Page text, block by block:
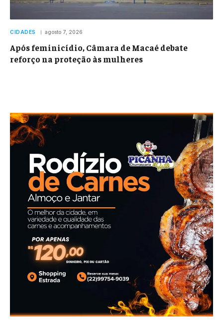
CIDADES agosto 7, 2026
Após feminicídio, Câmara de Macaé debate
reforço na proteção às mulheres